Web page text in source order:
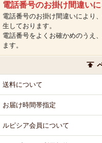
電話番号のお掛け間違い
電話番号のお掛け間違いにより
生しております。
電話番号をよくお確かめのうえ
ます。
送料について
お届け時間帯指定
ルピシア会員について